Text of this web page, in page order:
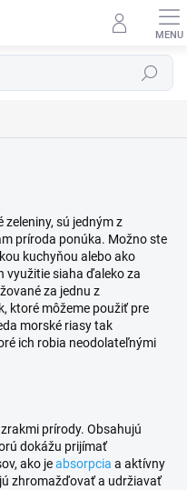
Hľadať
zeleniny, sú jedným z
príroda ponúka. Možno ste
kuchyňou alebo ako
využitie siaha ďaleko za
za jednu z
ktoré môžeme použiť pre
morské riasy tak
ich robia neodolateľnými
prírody. Obsahujú
dokážu prijímať
ako jeabsorpcia a aktívny
zhromažďovať a udržiavať